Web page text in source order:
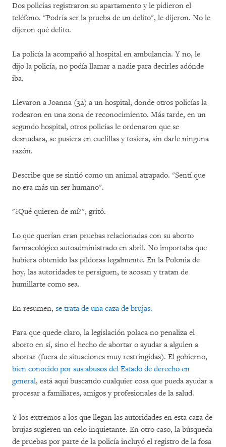
Dos policías registraron su apartamento y le pidieron el
teléfono. "Podría ser la prueba de un delito", le dijeron. No le
dijeron qué delito.
La policía la acompañó al hospital en ambulancia. Y no, le
dijo la policía, no podía llamar a nadie para decirles adónde
iba.
Llevaron a Joanna (32) a un hospital, donde otros policías la
rodearon en una zona de reconocimiento. Más tarde, en un
segundo hospital, otros policías le ordenaron que se
desnudara, se pusiera en cuclillas y tosiera, sin darle ninguna
razón.
Describe que se sintió como un animal atrapado. "Sentí que
no era más un ser humano".
"¿Qué quieren de mí?", gritó.
Lo que querían eran pruebas relacionadas con su aborto
farmacológico autoadministrado en abril. No importaba que
hubiera obtenido las píldoras legalmente. En la Polonia de
hoy, las autoridades te persiguen, te acosan y tratan de
humillarte como sea.
En resumen, se trata de una caza de brujas.
Para que quede claro, la legislación polaca no penaliza el
aborto en sí, sino el hecho de abortar o ayudar a alguien a
abortar (fuera de situaciones muy restringidas). El gobierno,
bien conocido por sus abusos del Estado de derecho en
general, está aquí buscando cualquier cosa que pueda ayudar a
procesar a familiares, amigos y profesionales de la salud.
Y los extremos a los que llegan las autoridades en esta caza de
brujas sugieren un celo inquietante. En otro caso, la búsqueda
de pruebas por parte de la policía incluyó el registro de la fosa